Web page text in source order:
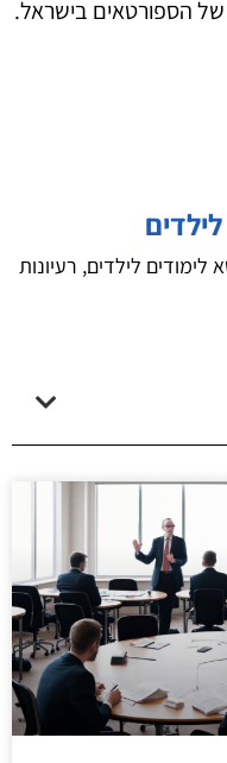
הספורטאים בישראל.
לילדים, רעיונות